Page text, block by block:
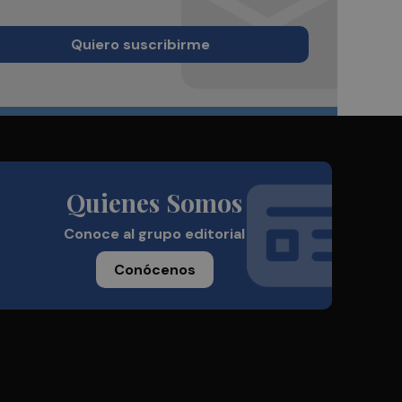
Quiero suscribirme
Quienes Somos
Conoce al grupo editorial
Conócenos